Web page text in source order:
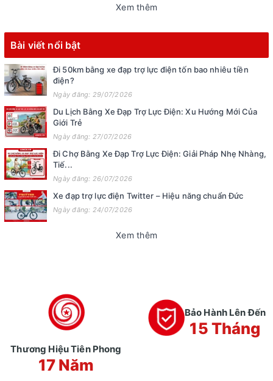
Xem thêm
Bài viết nổi bật
Đi 50km bằng xe đạp trợ lực điện tốn bao nhiêu tiền
điện?
Ngày đăng: 29/07/2026
Du Lịch Bằng Xe Đạp Trợ Lực Điện: Xu Hướng Mới Của
Giới Trẻ
Ngày đăng: 27/07/2026
Đi Chợ Bằng Xe Đạp Trợ Lực Điện: Giải Pháp Nhẹ Nhàng,
Tiế...
Ngày đăng: 26/07/2026
Xe đạp trợ lực điện Twitter – Hiệu năng chuẩn Đức
Ngày đăng: 24/07/2026
Xem thêm
Thương Hiệu Tiên Phong
17 Năm
Bảo Hành Lên Đến
15 Tháng